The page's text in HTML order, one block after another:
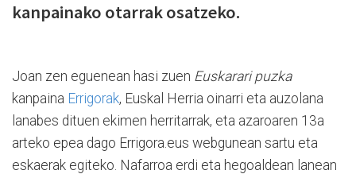
kanpainako otarrak osatzeko.
Joan zen eguenean hasi zuen Euskarari puzka
kanpaina Errigorak, Euskal Herria oinarri eta auzolana
lanabes dituen ekimen herritarrak, eta azaroaren 13a
arteko epea dago Errigora.eus webgunean sartu eta
eskaerak egiteko. Nafarroa erdi eta hegoaldean lanean